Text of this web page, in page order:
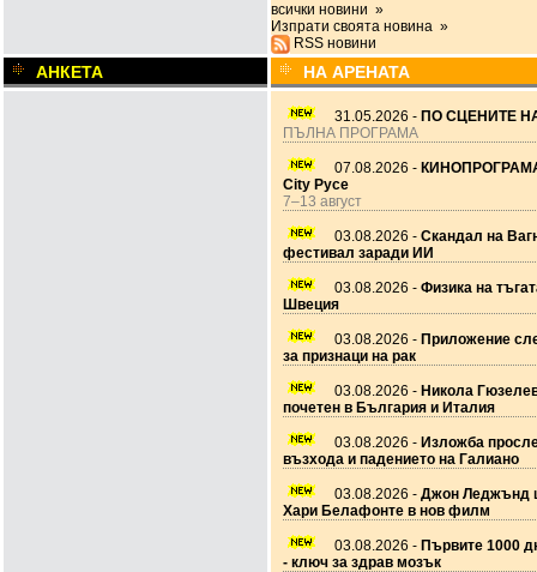
всички новини »
Изпрати своята новина »
RSS новини
АНКЕТА НА АРЕНАТА
31.05.2026 - ПО СЦЕНИТЕ
ПЪЛНА ПРОГРАМА
07.08.2026 -
City Русе
7–13 август
03.08.2026 - Скандал на
фестивал заради ИИ
03.08.2026 - Физика на
Швеция
03.08.2026 - Приложение
за признаци на рак
03.08.2026 - Никола
почетен в България и Италия
03.08.2026 - Изложба
възхода и падението на Галиано
03.08.2026 - Джон Леджънд
Хари Белафонте в нов филм
03.08.2026 - Първите 1000
- ключ за здрав мозък